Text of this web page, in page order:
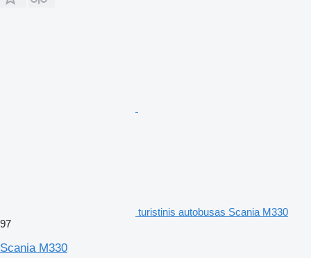
turistinis autobusas Scania M330
97
Scania M330